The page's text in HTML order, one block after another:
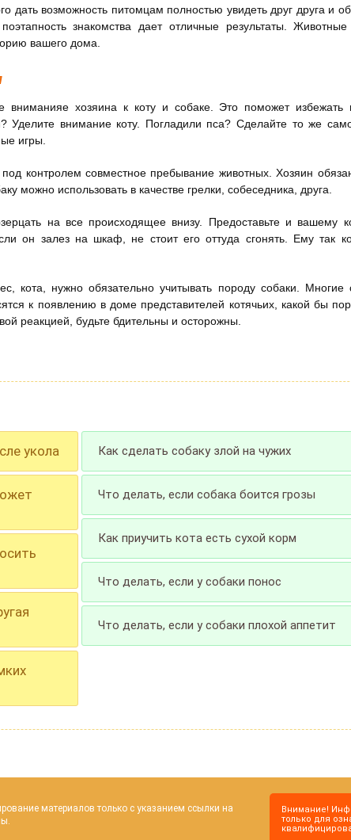
дать возможность питомцам полностью увидеть друг друга и
знакомства дает отличные результаты. Животные
вашего дома.
вниманияе хозяина к коту и собаке. Это поможет избежать
Уделите внимание коту. Погладили пса? Сделайте то же
игры.
контролем совместное пребывание животных. Хозяин
можно использовать в качестве грелки, собеседника, друга.
на все происходящее внизу. Предоставьте и вашему
он залез на шкаф, не стоит его оттуда сгонять. Ему так
кота, нужно обязательно учитывать породу собаки. Многие
к появлению в доме представителей котячьих, какой бы
реакцией, будьте бдительны и осторожны.
укола Как сделать собаку злой на чужих
Что делать, если собака боится грозы
Как приучить кота есть сухой корм
Что делать, если у собаки понос
Что делать, если у собаки плохой аппетит
материалов только с указанием ссылки на
Внимание!
только для